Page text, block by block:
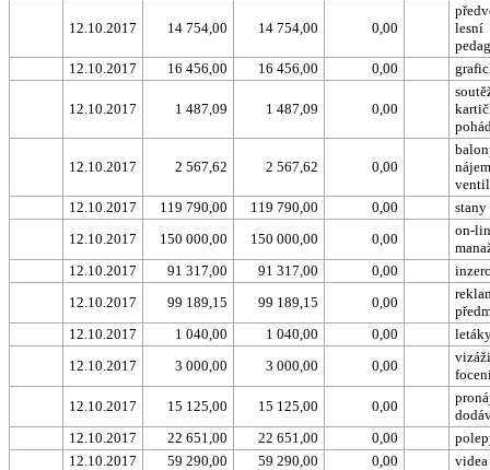
12.10.2017 14 754,00 14 754,00 0,00
lesní
12.10.2017
16 456,00 16 456,00 0,00
12.10.2017 1 487,09 1 487,09 0,00
12.10.2017 2 567,62 2 567,62 0,00
12.10.2017
119 790,00 119 790,00 0,00
stany
12.10.2017
150 000,00 150 000,00 0,00
on-
12.10.2017
91 317,00 91 317,00 0,00
12.10.2017
99 189,15 99 189,15 0,00
12.10.2017
1 040,00 1 040,00 0,00
12.10.2017
3 000,00 3 000,00 0,00
12.10.2017
15 125,00 15 125,00 0,00
12.10.2017
22 651,00 22 651,00 0,00
12.10.2017
59 290,00 59 290,00 0,00